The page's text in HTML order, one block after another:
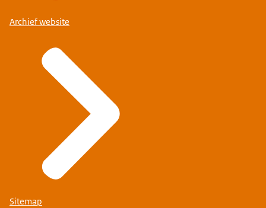
Archief website
Sitemap